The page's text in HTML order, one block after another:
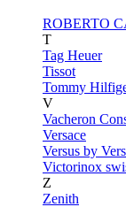
ROBERTO
T
Tag Heuer
Tissot
Tommy
V
Vacheron
Versace
Versus by
Victorinox
Z
Zenith